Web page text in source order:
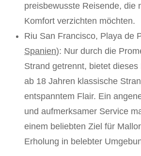
preisbewusste Reisende, die
Komfort verzichten möchten.
Riu San Francisco, Playa de
Spanien): Nur durch die
Strand getrennt, bietet
ab 18 Jahren klassische
entspanntem Flair. Ein
und aufmerksamer Service
einem beliebten Ziel für
Erholung in belebter